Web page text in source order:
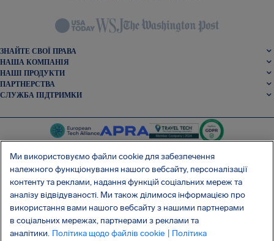
ЗНАЙТЕ СВОЇ ПРАВА
НАША КОМПАНІЯ
НАШІ ПРОДУКТИ
ПАРТНЕРСТВА
СЛУЖБА ПІДТРИМКИ
SocialFacebook
SocialTwitter
SocialInstagram
SocialLinkedin
ОТРИМАЙТЕ НАШ БЕЗКОШТОВНИЙ ДОДАТОК
Ми використовуємо файли cookie для забезпечення
належного функціонування нашого вебсайту, персоналізації
контенту та реклами, надання функцій соціальних мереж та
аналізу відвідуваності. Ми також ділимося інформацією про
використання вами нашого вебсайту з нашими партнерами
в соціальних мережах, партнерами з реклами та
аналітики. Політика щодо файлів cookie | Політика